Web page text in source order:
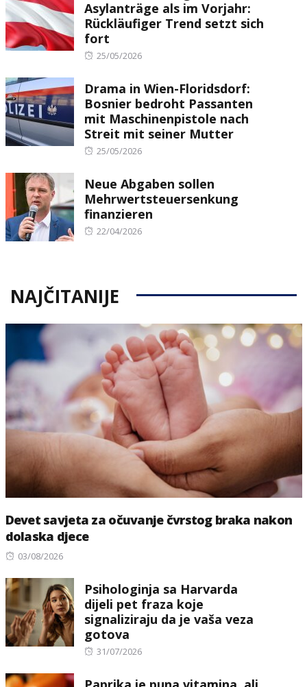
Asylanträge als im Vorjahr:
Rückläufiger Trend setzt sich
fort
Posted
25/05/2026
Drama in Wien-Floridsdorf:
Bosnier bedroht Passanten
mit Maschinenpistole nach
Streit mit seiner Mutter
Posted
25/05/2026
Neue Abgaben sollen
Mehrwertsteuersenkung
finanzieren
Posted
22/04/2026
NAJČITANIJE
Devet savjeta za očuvanje čvrstog braka nakon
dolaska djece
Posted
03/08/2026
Psihologinja sa Harvarda
dijeli pet fraza koje
signaliziraju da je vaša veza
gotova
Posted
31/07/2026